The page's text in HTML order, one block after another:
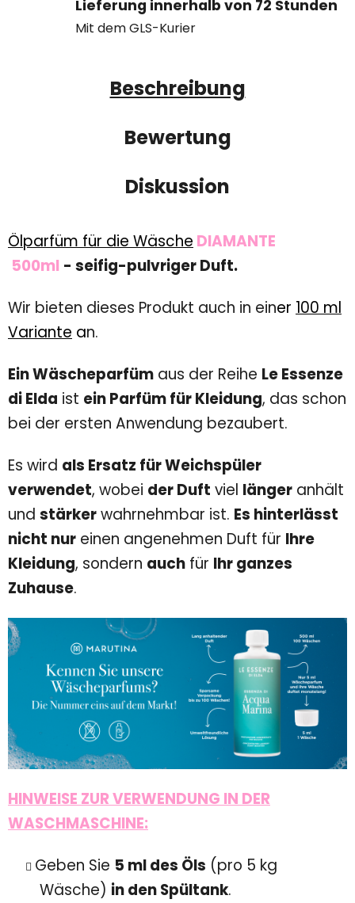
Lieferung innerhalb von 72 Stunden
Mit dem GLS-Kurier
Beschreibung
Bewertung
Diskussion
Ölparfüm für die Wäsche DIAMANTE
500ml - seifig-pulvriger Duft.
Wir bieten dieses Produkt auch in einer 100 ml
Variante an.
EinWäscheparfüm aus der Reihe Le Essenze
di Elda ist ein Parfüm für Kleidung, das schon
bei der ersten Anwendung bezaubert.
Es wird als Ersatz für Weichspüler
verwendet, wobei der Duft viel länger anhält
und stärkerwahrnehmbar ist. Es hinterlässt
nicht nur einen angenehmen Duft für Ihre
Kleidung, sondern auch für Ihr ganzes
Zuhause.
HINWEISE ZUR VERWENDUNG IN DER
WASCHMASCHINE:
Geben Sie 5 ml des Öls (pro 5 kg
Wäsche) in den Spültank.